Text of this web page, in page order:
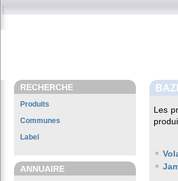
RECHERCHE
Produits
Communes
Label
ANNUAIRE
Les